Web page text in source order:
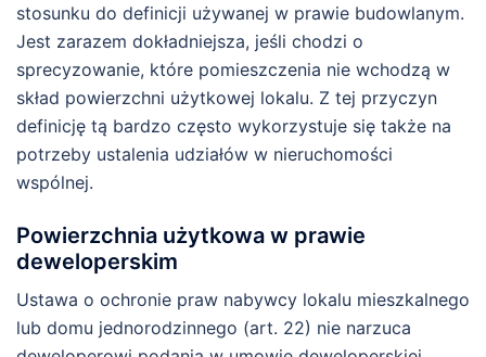
stosunku do definicji używanej w prawie budowlanym.
Jest zarazem dokładniejsza, jeśli chodzi o
sprecyzowanie, które pomieszczenia nie wchodzą w
skład powierzchni użytkowej lokalu. Z tej przyczyn
definicję tą bardzo często wykorzystuje się także na
potrzeby ustalenia udziałów w nieruchomości
wspólnej.
Powierzchnia użytkowa w prawie
deweloperskim
Ustawa o ochronie praw nabywcy lokalu mieszkalnego
lub domu jednorodzinnego (art. 22) nie narzuca